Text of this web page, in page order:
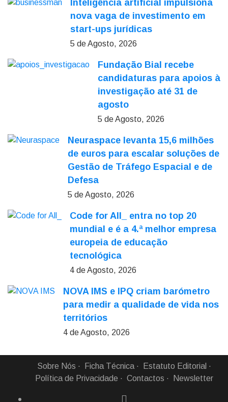
Inteligência artificial impulsiona
nova vaga de investimento em
start-ups jurídicas
5 de Agosto, 2026
Fundação Bial recebe
candidaturas para apoios à
investigação até 31 de
agosto
5 de Agosto, 2026
Neuraspace levanta 15,6 milhões
de euros para escalar soluções de
Gestão de Tráfego Espacial e de
Defesa
5 de Agosto, 2026
Code for All_ entra no top 20
mundial e é a 4.ª melhor empresa
europeia de educação
tecnológica
4 de Agosto, 2026
NOVA IMS e IPQ criam barómetro
para medir a qualidade de vida nos
territórios
4 de Agosto, 2026
Sobre Nós Ficha Técnica
Estatuto Editorial
Política de Privacidade
Contactos Newsletter